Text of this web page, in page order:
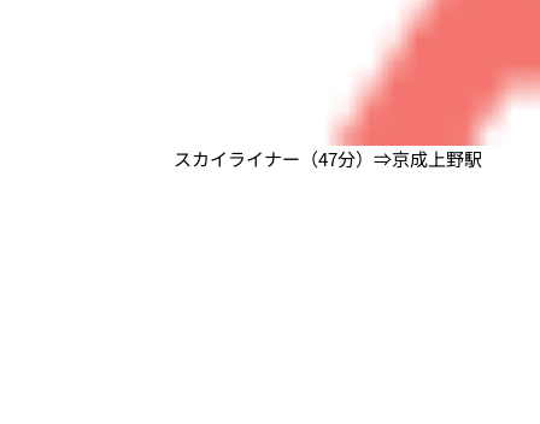
スカイライナー（47分）⇒京成上野駅